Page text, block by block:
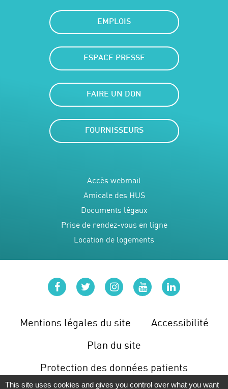
EMPLOIS
ESPACE PRESSE
FAIRE UN DON
FOURNISSEURS
Accès webmail
Amicale des HUS
Documents légaux
Prise de rendez-vous en ligne
Location de logements
Mentions légales du site
Accessibilité
Plan du site
Protection des données patients
facebooktwitterinstagram
youtubelinkedin
This site uses cookies and gives you control over what you want